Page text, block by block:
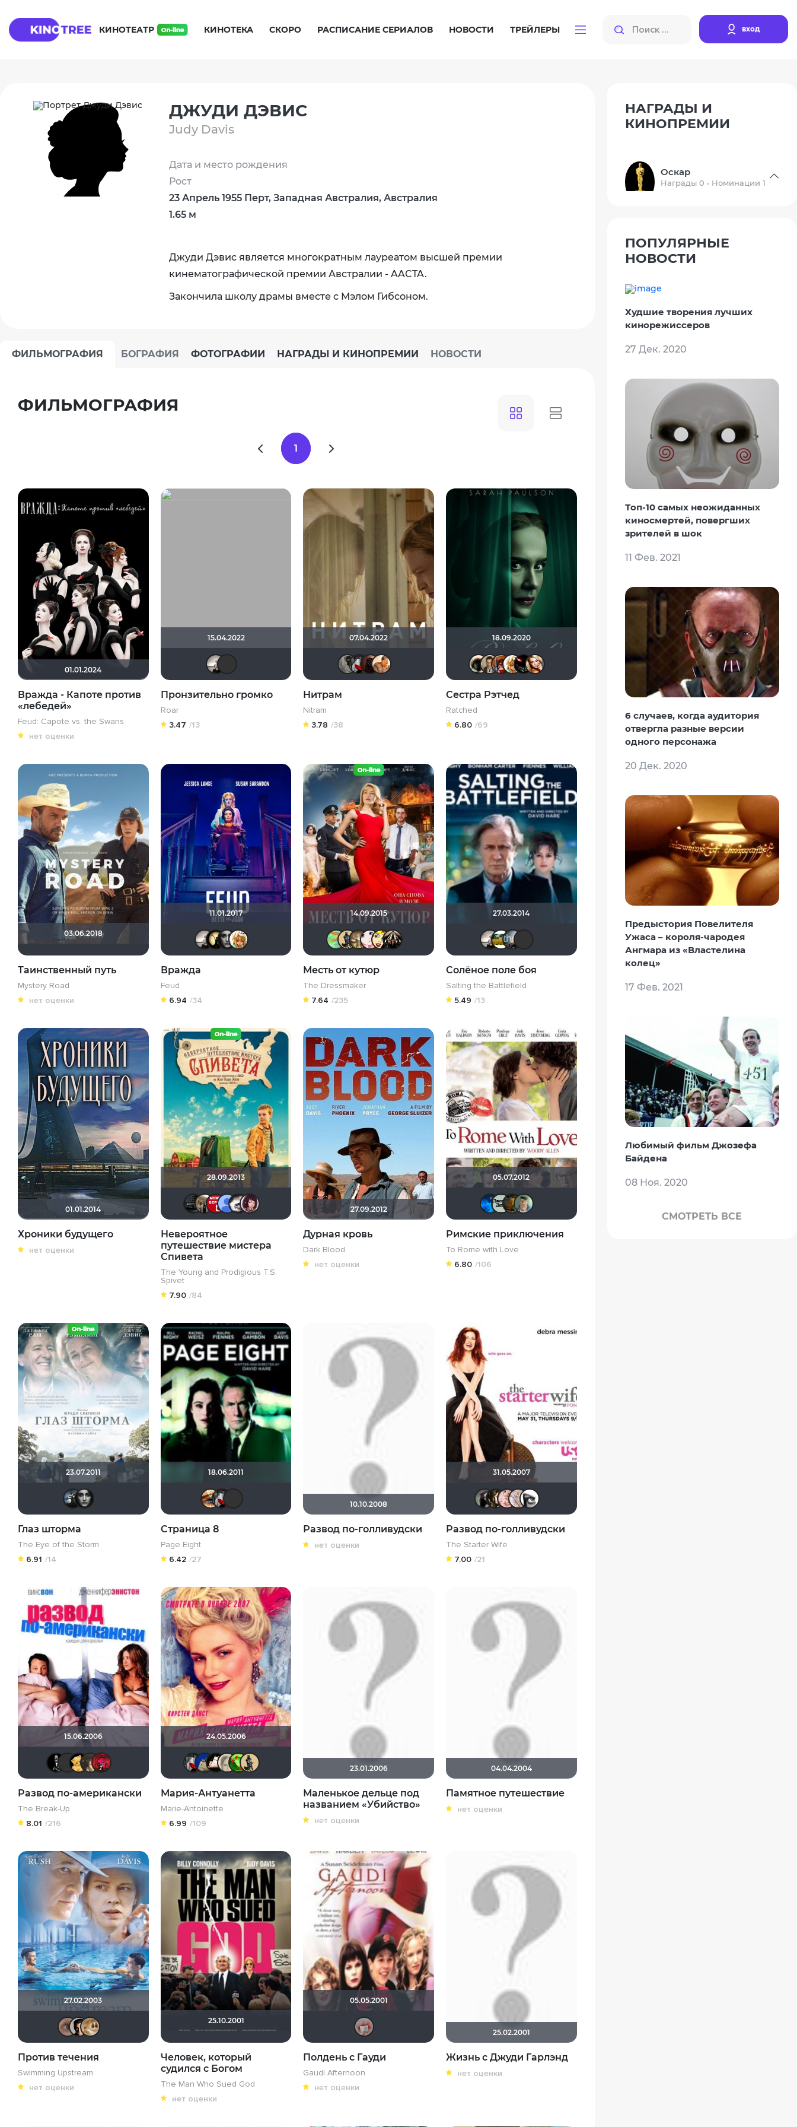
КИНОТЕАТР КИНОТЕКА СКОРО РАСПИСАНИЕ СЕРИАЛОВ НОВОСТИ ТРЕЙЛЕРЫ вход
ДЖУДИ ДЭВИС
Judy Davis
Дата и место рождения
Рост
23 Апрель 1955 Перт, Западная Австралия, Австралия
1.65 м
Джуди Дэвис является многократным лауреатом высшей премии
кинематографической премии Австралии - AACTA.
Закончила школу драмы вместе с Мэлом Гибсоном.
ФИЛЬМОГРАФИЯ БОГРАФИЯ ФОТОГРАФИИ НАГРАДЫ И КИНОПРЕМИИ НОВОСТИ
ФИЛЬМОГРАФИЯ
1
01.01.2024
Вражда - Капоте против
«лебедей»
Feud: Capote vs. the Swans
нет оценки
15.04.2022
Пронзительно громко
Roar
3.47 /13
07.04.2022
Великий Кукурузо
СССРовец!!!!
Нитрам
Nitram
3.78 /38
18.09.2020
HaotikКастер Трой
Сестра Рэтчед
Ratched
6.80 /69
03.06.2018
Таинственный путь
Mystery Road
нет оценки
11.01.2017
Помни Мои Макароны
koval_olga
Вражда
Feud
6.94 /34
14.09.2015
NataLia
DerbishGautama Buddha
Li_Winchester
Месть от кутюр
The Dressmaker
7.64 /235
27.03.2014
Солёное поле боя
Salting the Battlefield
5.49 /13
01.01.2014
Хроники будущего
нет оценки
28.09.2013
Алексей 30107
Vladimir Samsonov
Валерьянка
Alexandr BOG
BikerАникея
Невероятное
путешествие мистера
Спивета
The Young and Prodigious T.S.
Spivet
7.90 /84
27.09.2012
Дурная кровь
Dark Blood
нет оценки
05.07.2012
Римские приключения
To Rome with Love
6.80 /106
23.07.2011
Помни Мои Макароны
Глаз шторма
The Eye of the Storm
6.91 /14
18.06.2011
Наташа Фил
Мышь Белая
19Soldier78
Cтраница 8
Page Eight
6.42 /27
10.10.2008
Развод по-голливудски
нет оценки
31.05.2007
Royal Girl
Развод по-голливудски
The Starter Wife
7.00 /21
15.06.2006
Jack123Владислав Кошель
OlesyaShat
ostrovski1
Развод по-американски
The Break-Up
8.01 /216
24.05.2006
Мышь Белая
didak2002Лена Кучак
Soverato
Derbish
Мария-Антуанетта
Marie-Antoinette
6.99 /109
23.01.2006
Маленькое дельце под
названием «Убийство»
нет оценки
04.04.2004
Памятное путешествие
нет оценки
27.02.2003
Против течения
Swimming Upstream
нет оценки
25.10.2001
Человек, который
судился с Богом
The Man Who Sued God
нет оценки
05.05.2001
Кель Ра
Полдень с Гауди
Gaudi Afternoon
нет оценки
25.02.2001
Жизнь с Джуди Гарлэнд
нет оценки
НАГРАДЫ И
КИНОПРЕМИИ
Оскар
Награды 0 • Номинации 1
ПОПУЛЯРНЫЕ
НОВОСТИ
Худшие творения лучших
кинорежиссеров
27 Дек. 2020
Топ-10 самых неожиданных
киносмертей, повергших
зрителей в шок
11 Фев. 2021
6 случаев, когда аудитория
отвергла разные версии
одного персонажа
20 Дек. 2020
Предыстория Повелителя
Ужаса – короля-чародея
Ангмара из «Властелина
колец»
17 Фев. 2021
Любимый фильм Джозефа
Байдена
08 Ноя. 2020
СМОТРЕТЬ ВСЕ